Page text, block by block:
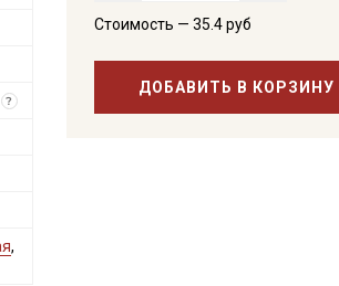
Стоимость — 35.4руб
ДОБАВИТЬ В КОРЗИНУ
?
,